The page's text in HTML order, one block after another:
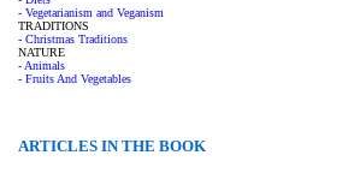
- Vegetarianism and Veganism
TRADITIONS
- Christmas Traditions
NATURE
- Animals
- Fruits And Vegetables
ARTICLES IN THE BOOK